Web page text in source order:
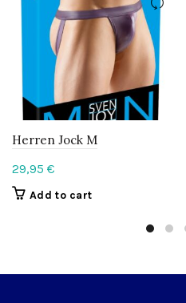
Herren Jock M
29,95 €
Add to cart